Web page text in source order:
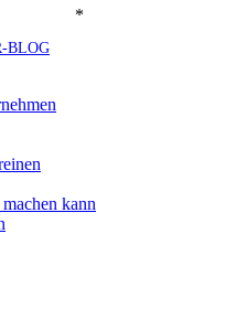
*
BLOG
kann